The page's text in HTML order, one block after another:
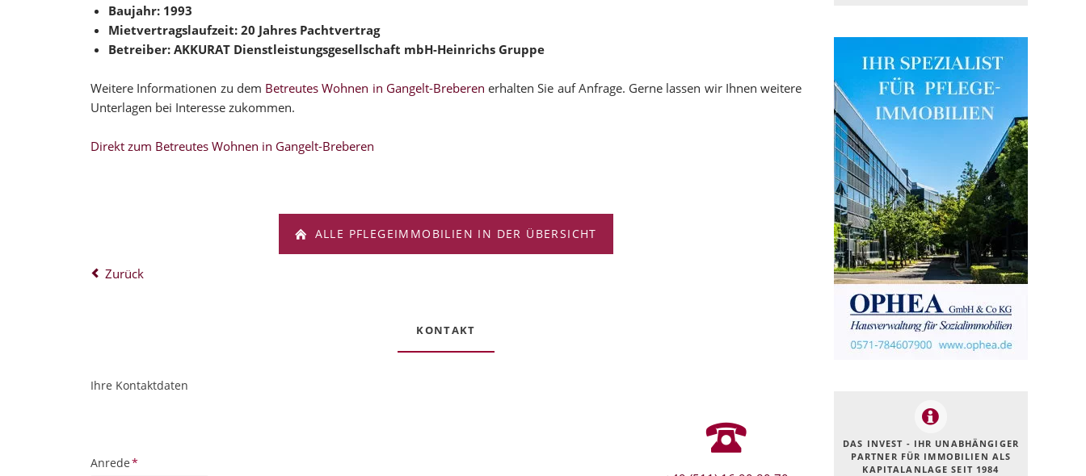
Baujahr: 1993
Mietvertragslaufzeit: 20 Jahres Pachtvertrag
Betreiber: AKKURAT Dienstleistungsgesellschaft mbH-Heinrichs Gruppe
Weitere Informationen zu dem Betreutes Wohnen in Gangelt-Breberen erhalten Sie auf Anfrage. Gerne lassen wir Ihnen weitere
Unterlagen bei Interesse zukommen.
Direkt zum Betreutes Wohnen in Gangelt-Breberen
ALLE PFLEGEIMMOBILIEN IN DER ÜBERSICHT
Zurück
KONTAKT
ObjektPlatzhalter
URL
Ihre Kontaktdaten
Pflichtfeld
Anrede*
DAS INVEST - IHR UNABHÄNGIGER
PARTNER FÜR IMMOBILIEN ALS
KAPITALANLAGE SEIT 1984